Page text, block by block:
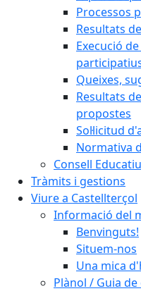
Processos
Resultats
Execució
Queixes,
Resultats
propostes
Sol·licitud
Normativa
Consell
Tràmits i gestions
Viure a Castellterçol
Informació del
Benvinguts!
Situem-nos
Una mica
Plànol / Guia